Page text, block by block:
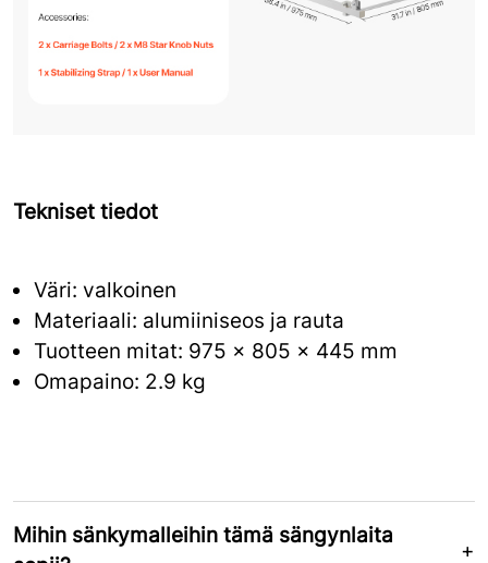
Tekniset tiedot
Väri: valkoinen
Materiaali: alumiiniseos ja rauta
Tuotteen mitat: 975 x 805 x 445 mm
Omapaino: 2.9 kg
Mihin sänkymalleihin tämä sängynlaita